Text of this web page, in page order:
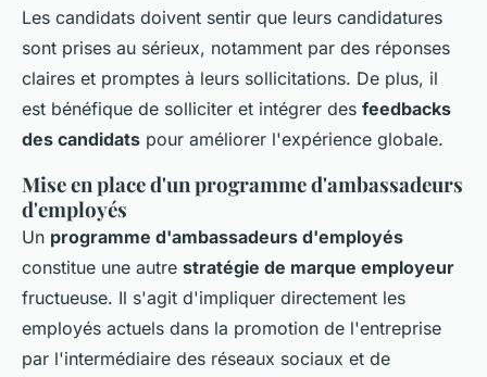
Les candidats doivent sentir que leurs candidatures
sont prises au sérieux, notamment par des réponses
claires et promptes à leurs sollicitations. De plus, il
est bénéfique de solliciter et intégrer des feedbacks
des candidats pour améliorer l'expérience globale.
Mise en place d'un programme d'ambassadeurs
d'employés
Un programme d'ambassadeurs d'employés
constitue une autre stratégie de marque employeur
fructueuse. Il s'agit d'impliquer directement les
employés actuels dans la promotion de l'entreprise
par l'intermédiaire des réseaux sociaux et de